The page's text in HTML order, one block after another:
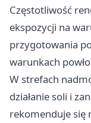
Częstotliwość
ekspozycji na
przygotowania
warunkach
W strefach
działanie soli i
rekomenduje się